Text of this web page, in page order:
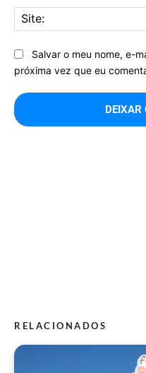
Salvar o meu nome, e-
próxima vez que eu
RELACIONADOS